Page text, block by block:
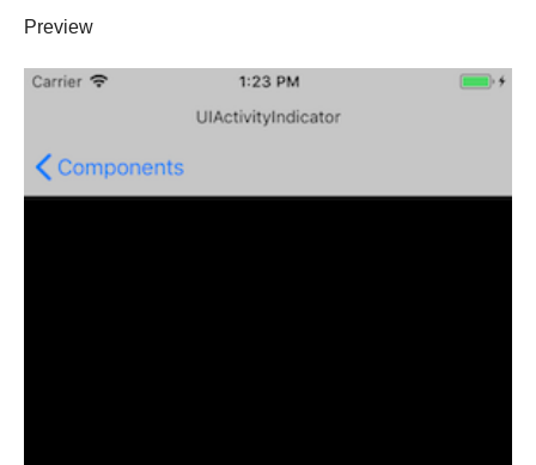
Preview